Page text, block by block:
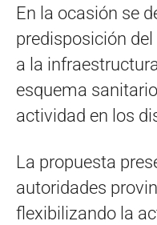
En la ocasión se
predisposición
a la
esquema
actividad en los
La propuesta
autoridades
flexibilizando la